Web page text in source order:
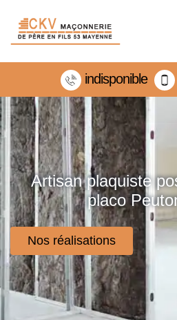
indisponible
Artisan plaquiste
placo
Nos réalisations